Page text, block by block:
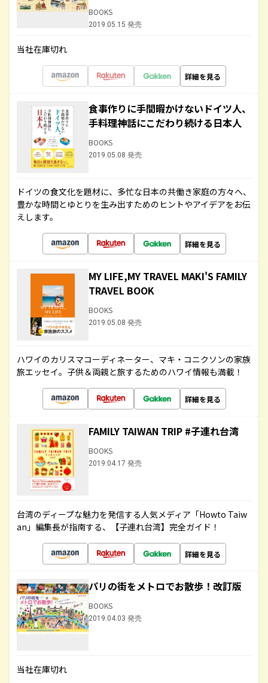
BOOKS
2019.05.15 発売
当社在庫切れ
詳細を見る
食事作りに手間暇かけないドイツ人、
手料理神話にこだわり続ける日本人
BOOKS
2019.05.08 発売
ドイツの食文化を題材に、多忙な日本の共働き家庭の方々へ、
豊かな時間とゆとりを生み出すためのヒントやアイデアをお伝
えします。
詳細を見る
MY LIFE,MY TRAVEL MAKI'S FAMILY
TRAVEL BOOK
BOOKS
2019.05.08 発売
ハワイのカリスマコーディネーター、マキ・コニクソンの家族
旅エッセイ。子供＆両親と旅するためのハワイ情報も満載！
詳細を見る
FAMILY TAIWAN TRIP #子連れ台湾
BOOKS
2019.04.17 発売
台湾のディープな魅力を発信する人気メディア「Howto Taiw
an」編集長が指南する、【子連れ台湾】完全ガイド！
詳細を見る
パリの街をメトロでお散歩！改訂版
BOOKS
2019.04.03 発売
当社在庫切れ